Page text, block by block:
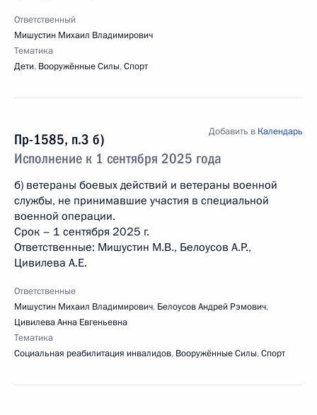
Ответственный
Мишустин Михаил Владимирович
Тематика
Дети, Вооружённые Силы,Спорт
Пр-1585, п.3 б)
Исполнение к 1 сентября 2025 года
Добавить в Календарь
б) ветераны боевых действий и ветераны военной
службы, не принимавшие участия в специальной
военной операции.
Срок – 1 сентября 2025 г.
Ответственные: Мишустин М.В., Белоусов А.Р.,
Цивилева А.Е.
Ответственные
Мишустин Михаил Владимирович, Белоусов Андрей Рэмович,
Цивилева Анна Евгеньевна
Тематика
Социальная реабилитация инвалидов, Вооружённые Силы,Спорт